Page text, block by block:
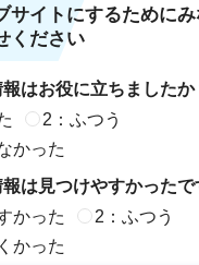
サイトにするために
ください
はお役に立ちましたか
2：ふつう
かった
は見つけやすかったで
かった
2：ふつう
かった